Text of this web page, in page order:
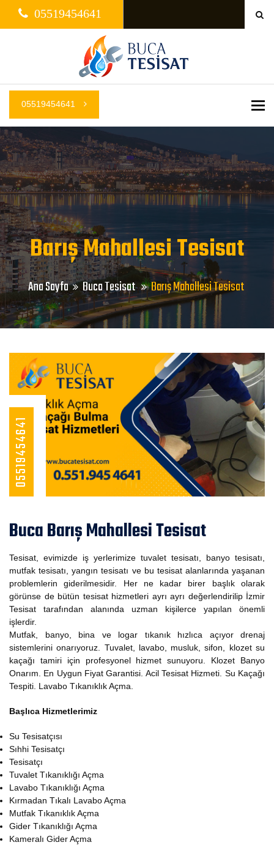
05519454641
05519454641
Barış Mahallesi Tesisat
Ana Sayfa Buca Tesisat Barış Mahallesi Tesisat
05519454641
Buca Barış Mahallesi Tesisat
Tesisat, evimizde iş yerlerimize tuvalet tesisatı, banyo tesisatı,
mutfak tesisatı, yangın tesisatı ve bu tesisat alanlarında yaşanan
problemlerin giderilmesidir. Her ne kadar birer başlık olarak
görünse de bütün tesisat hizmetleri ayrı ayrı değerlendirilip İzmir
Tesisat tarafından alanında uzman kişilerce yapılan önemli
işlerdir.
Mutfak, banyo, bina ve logar tıkanık hızlıca açıyor drenaj
sistemlerini onarıyoruz. Tuvalet, lavabo, musluk, sifon, klozet su
kaçağı tamiri için profesyonel hizmet sunuyoru. Klozet Banyo
Onarım. En Uygun Fiyat Garantisi. Acil Tesisat Hizmeti. Su Kaçağı
Tespiti. Lavabo Tıkanıklık Açma.
Başlıca Hizmetlerimiz
Su Tesisatçısı
Sıhhi Tesisatçı
Tesisatçı
Tuvalet Tıkanıklığı Açma
Lavabo Tıkanıklığı Açma
Kırmadan Tıkalı Lavabo Açma
Mutfak Tıkanıklık Açma
Gider Tıkanıklığı Açma
Kameralı Gider Açma